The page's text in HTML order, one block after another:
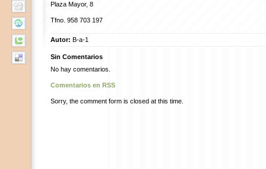
Plaza Mayor, 8
Tfno. 958 703 197
Autor: B-a-1
Sin Comentarios
No hay comentarios.
Comentarios en RSS
Sorry, the comment form is closed at this time.